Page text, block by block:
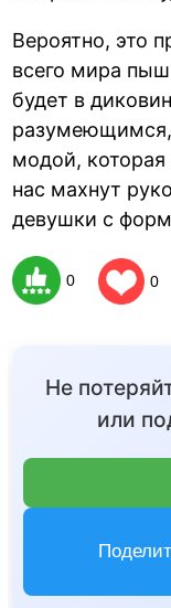
Вероятно, это
всего мира
будет в
модой, которая
нас махнут
девушки с
0 0
Не
или